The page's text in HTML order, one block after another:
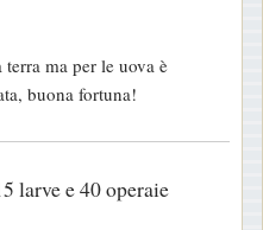
ma per le uova è
buona fortuna!
larve e 40 operaie